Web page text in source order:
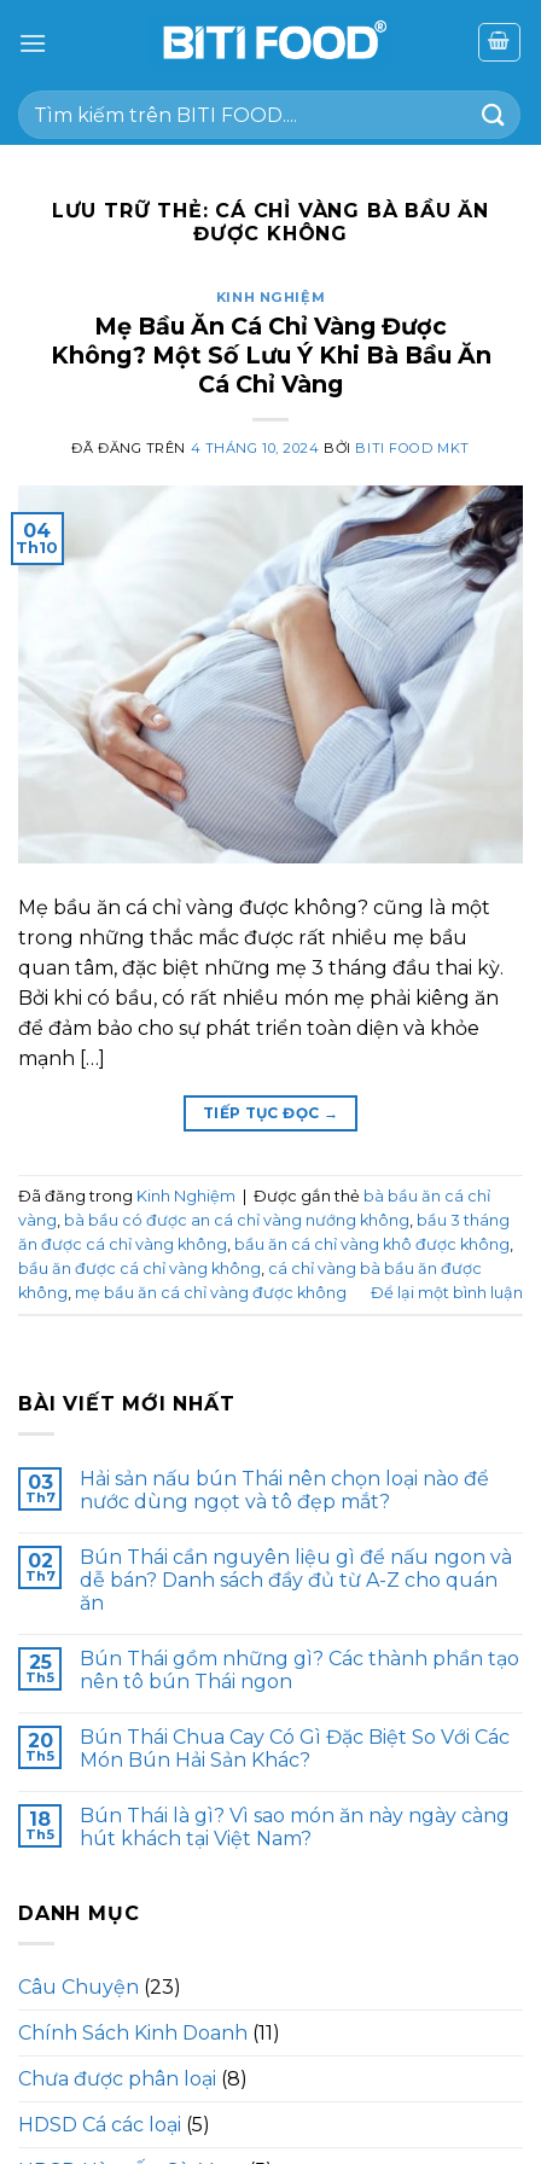
đến
dung
Tìm
kiếm:
LƯU TRỮ THẺ: CÁ CHỈ VÀNG BÀ BẦU ĂN
ĐƯỢC KHÔNG
KINH NGHIỆM
Mẹ Bầu Ăn Cá Chỉ Vàng Được
Không? Một Số Lưu Ý Khi Bà Bầu Ăn
Cá Chỉ Vàng
ĐÃ ĐĂNG TRÊN 4 THÁNG 10, 2024 BỞI BITI FOOD MKT
04
Th10
Mẹ bầu ăn cá chỉ vàng được không? cũng là một
trong những thắc mắc được rất nhiều mẹ bầu
quan tâm, đặc biệt những mẹ 3 tháng đầu thai kỳ.
Bởi khi có bầu, có rất nhiều món mẹ phải kiêng ăn
để đảm bảo cho sự phát triển toàn diện và khỏe
mạnh […]
TIẾP TỤC ĐỌC →
Đã đăng trong Kinh Nghiệm Được gắn thẻ bà bầu ăn cá chỉ
vàng bà bầu có được an cá chỉ vàng nướng không bầu 3 tháng
ăn được cá chỉ vàng không bầu ăn cá chỉ vàng khô được không
bầu ăn được cá chỉ vàng không cá chỉ vàng bà bầu ăn được
không mẹ bầu ăn cá chỉ vàng được không Để lại một bình luận
BÀI VIẾT MỚI NHẤT
03
Th7
Hải sản nấu bún Thái nên chọn loại nào để
nước dùng ngọt và tô đẹp mắt?
02
Th7
Bún Thái cần nguyên liệu gì để nấu ngon và
dễ bán? Danh sách đầy đủ từ A-Z cho quán
ăn
25
Th5
Bún Thái gồm những gì? Các thành phần tạo
nên tô bún Thái ngon
20
Th5
Bún Thái Chua Cay Có Gì Đặc Biệt So Với Các
Món Bún Hải Sản Khác?
18
Th5
Bún Thái là gì? Vì sao món ăn này ngày càng
hút khách tại Việt Nam?
DANH MỤC
Câu Chuyện (23)
Chính Sách Kinh Doanh (11)
Chưa được phân loại (8)
HDSD Cá các loại (5)